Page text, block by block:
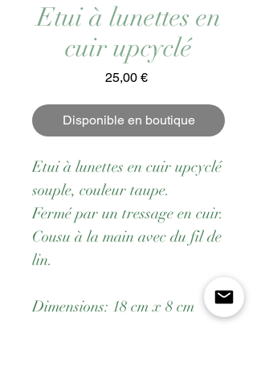
Etui à lunettes en
cuir upcyclé
25,00 €Prix
Disponible en boutique
Etui à lunettes en cuir upcyclé
souple, couleur taupe.
Fermé par un tressage en cuir.
Cousu à la main avec du fil de
lin.
Dimensions: 18 cm x 8 cm